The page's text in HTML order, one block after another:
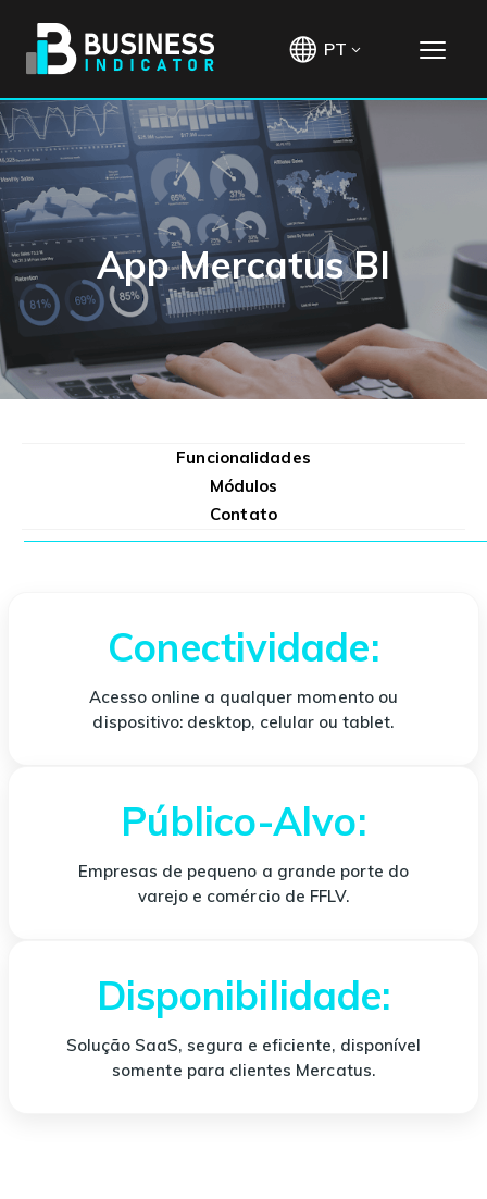
PT
App Mercatus BI
Funcionalidades
Módulos
Contato
Conectividade:
Acesso online a qualquer momento ou
dispositivo: desktop, celular ou tablet.
Público-Alvo:
Empresas de pequeno a grande porte do
varejo e comércio de FFLV.
Disponibilidade:
Solução SaaS, segura e eficiente, disponível
somente para clientes Mercatus.